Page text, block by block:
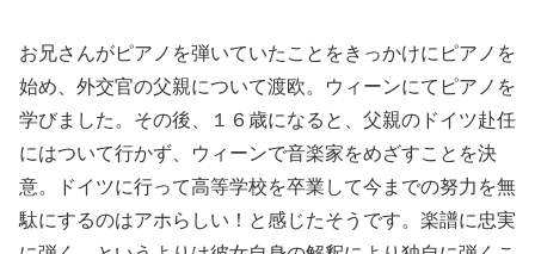
お兄さんがピアノを弾いていたことをきっかけにピアノを
始め、外交官の父親について渡欧。ウィーンにてピアノを
学びました。その後、１６歳になると、父親のドイツ赴任
にはついて行かず、ウィーンで音楽家をめざすことを決
意。ドイツに行って高等学校を卒業して今までの努力を無
駄にするのはアホらしい！と感じたそうです。楽譜に忠実